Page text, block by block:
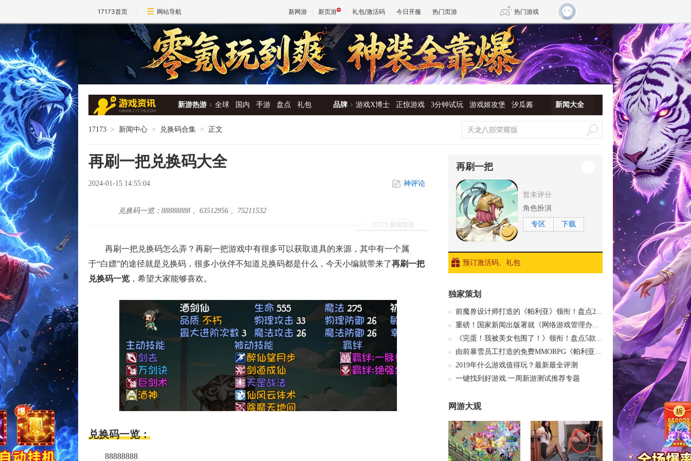
17173首页 网站导航 新网游 新页游 礼包/激活码 今日开服 热门页游 热门游戏
魔兽 DNF 传奇4
天堂 剑网3旗舰版 新天龙八部
新游热游 全球 国内 手游 盘点 礼包 品牌 游戏X博士 正惊游戏 3分钟试玩 游戏姬攻堡 汐瓜酱 新闻大全
17173 > 新闻中心 > 兑换码合集 > 正文
再刷一把兑换码大全
2024-01-15 14:55:04 神评论
17173 新闻导语
兑换码一览：88888888 、63512956 、75211532
再刷一把兑换码怎么弄？再刷一把游戏中有很多可以获取道具的来源，其中有一个属
于“白嫖”的途径就是兑换码，很多小伙伴不知道兑换码都是什么，今天小编就带来了再刷一把
兑换码一览 ，希望大家能够喜欢。
兑换码一览：
88888888
再刷一把
暂未评分
角色扮演
专区 下载
预订激活码、礼包
独家策划
前魔兽设计师打造的《帕利亚》领衔！盘点20…
重磅！国家新闻出版署就《网络游戏管理办法…
《完蛋！我被美女包围了！》领衔！盘点5款…
由前暴雪员工打造的免费MMORPG《帕利亚》如…
2019年什么游戏值得玩？最新最全评测
一键找到好游戏:一周新游测试推荐专题
网游大观